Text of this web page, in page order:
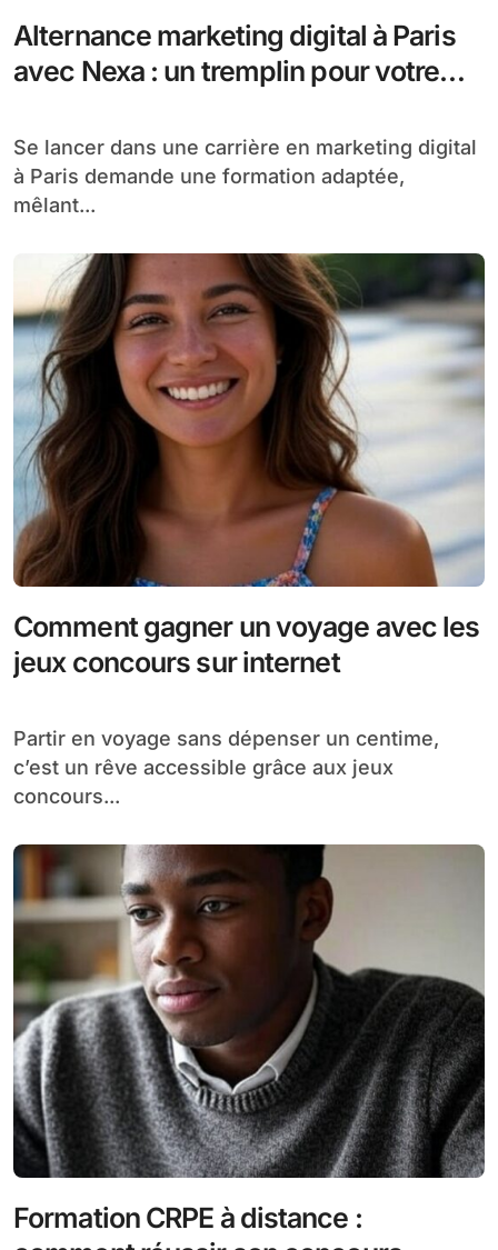
Alternance marketing digital à Paris
avec Nexa : un tremplin pour votre
Se lancer dans une carrière en marketing digital
à Paris demande une formation adaptée,
mêlant...
Comment gagner un voyage avec les
jeux concours sur internet
Partir en voyage sans dépenser un centime,
c’est un rêve accessible grâce aux jeux
concours...
Formation CRPE à distance :